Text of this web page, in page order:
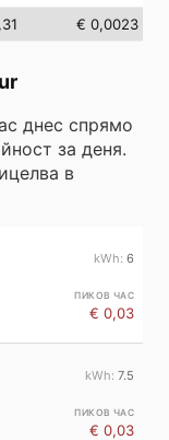
€ 0,0023
днес спрямо
за деня.
в
6
€ 0,03
7.5
€ 0,03